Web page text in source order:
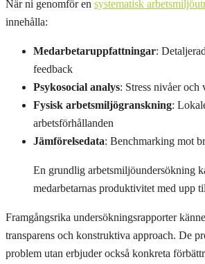
När ni genomför en systematisk
innehålla:
Medarbetaruppfattningar:
feedback
Psykosocial analys: Stress nivåer och
Fysisk arbetsmiljögranskning:
arbetsförhållanden
Jämförelsedata: Benchmarking mot
En grundlig arbetsmiljöundersökning
medarbetarnas produktivitet med upp
Framgångsrika undersökningsrapporter
transparens och konstruktiva approach. De
problem utan erbjuder också konkreta